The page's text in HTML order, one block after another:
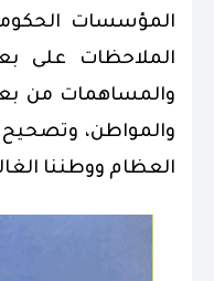
المؤسسات
الملاحظات على
والمساهمات من
والمواطن، وتصحيح
العظام ووطننا